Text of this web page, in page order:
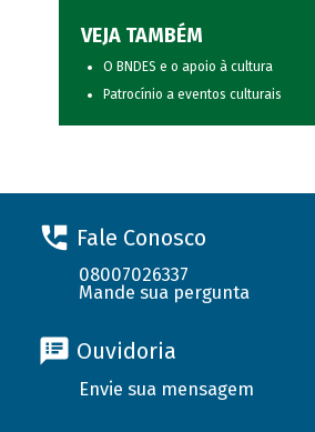
VEJA TAMBÉM
O BNDES e o apoio à cultura
Patrocínio a eventos culturais
Fale Conosco
08007026337
Mande sua pergunta
Ouvidoria
Envie sua mensagem